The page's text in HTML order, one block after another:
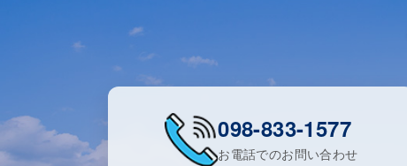
098-833-1577
お電話でのお問い合わせ